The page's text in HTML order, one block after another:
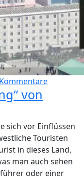
von
sich vor Einflüssen
Touristen
in dieses Land,
man auch sehen
oder einer